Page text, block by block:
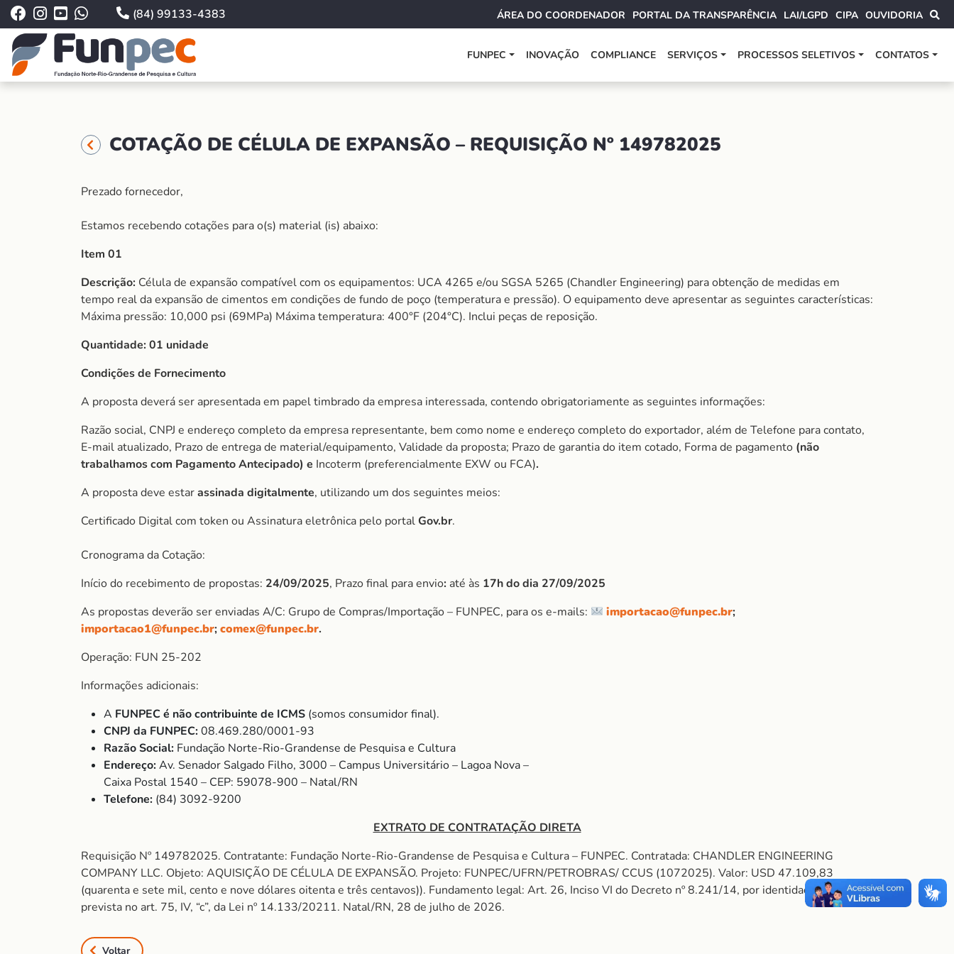
(84) 99133-4383 ÁREA DO COORDENADOR PORTAL DA TRANSPARÊNCIA LAI/LGPD CIPA OUVIDORIA
FUNPEC INOVAÇÃO COMPLIANCE SERVIÇOS PROCESSOS SELETIVOS CONTATOS
COTAÇÃO DE CÉLULA DE EXPANSÃO – REQUISIÇÃO Nº 149782025
Prezado fornecedor,
Estamos recebendo cotações para o(s) material (is) abaixo:
Item 01
Descrição: Célula de expansão compatível com os equipamentos: UCA 4265 e/ou SGSA 5265 (Chandler Engineering) para obtenção de medidas em
tempo real da expansão de cimentos em condições de fundo de poço (temperatura e pressão). O equipamento deve apresentar as seguintes características:
Máxima pressão: 10,000 psi (69MPa) Máxima temperatura: 400°F (204°C). Inclui peças de reposição.
Quantidade: 01 unidade
Condições de Fornecimento
A proposta deverá ser apresentada em papel timbrado da empresa interessada, contendo obrigatoriamente as seguintes informações:
Razão social, CNPJ e endereço completo da empresa representante, bem como nome e endereço completo do exportador, além de Telefone para contato,
E-mail atualizado, Prazo de entrega de material/equipamento, Validade da proposta; Prazo de garantia do item cotado, Forma de pagamento (não
trabalhamos com Pagamento Antecipado) e Incoterm (preferencialmente EXW ou FCA).
A proposta deve estarassinada digitalmente, utilizando um dos seguintes meios:
Certificado Digital com token ou Assinatura eletrônica pelo portalGov.br.
Cronograma da Cotação:
Início do recebimento de propostas: 24/09/2025, Prazo final para envio: até às 17h do dia 27/09/2025
As propostas deverão ser enviadas A/C: Grupo de Compras/Importação – FUNPEC, para os e-mails:
importacao@funpec.br;
importacao1@funpec.br;comex@funpec.br.
Operação: FUN 25-202
Informações adicionais:
A FUNPEC é não contribuinte de ICMS (somos consumidor final).
CNPJ da FUNPEC:08.469.280/0001-93
Razão Social: Fundação Norte-Rio-Grandense de Pesquisa e Cultura
Endereço:Av. Senador Salgado Filho, 3000 – Campus Universitário – Lagoa Nova –
Caixa Postal 1540 – CEP: 59078-900 – Natal/RN
Telefone: (84) 3092-9200
EXTRATO DE CONTRATAÇÃO DIRETA
Requisição Nº 149782025. Contratante: Fundação Norte-Rio-Grandense de Pesquisa e Cultura – FUNPEC. Contratada: CHANDLER ENGINEERING
COMPANY LLC. Objeto: AQUISIÇÃO DE CÉLULA DE EXPANSÃO. Projeto: FUNPEC/UFRN/PETROBRAS/ CCUS (1072025). Valor: USD 47.109,83
(quarenta e sete mil, cento e nove dólares oitenta e três centavos)). Fundamento legal: Art. 26, Inciso VI do Decreto nº 8.241/14, por identidade à hipótese
prevista no art. 75, IV, “c”, da Lei nº 14.133/20211. Natal/RN, 28 de julho de 2026.
Voltar